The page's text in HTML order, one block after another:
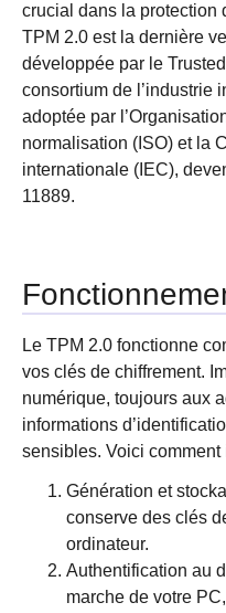
crucial dans la protection
TPM 2.0 est la dernière
développée par le
consortium de l’industrie
adoptée par
normalisation (ISO) et la
internationale (IEC),
11889.
Le TPM 2.0 fonctionne
vos clés de chiffrement.
numérique, toujours aux
informations
sensibles. Voici comment
Génération et
conserve des clés
ordinateur.
Authentification au
marche de votre